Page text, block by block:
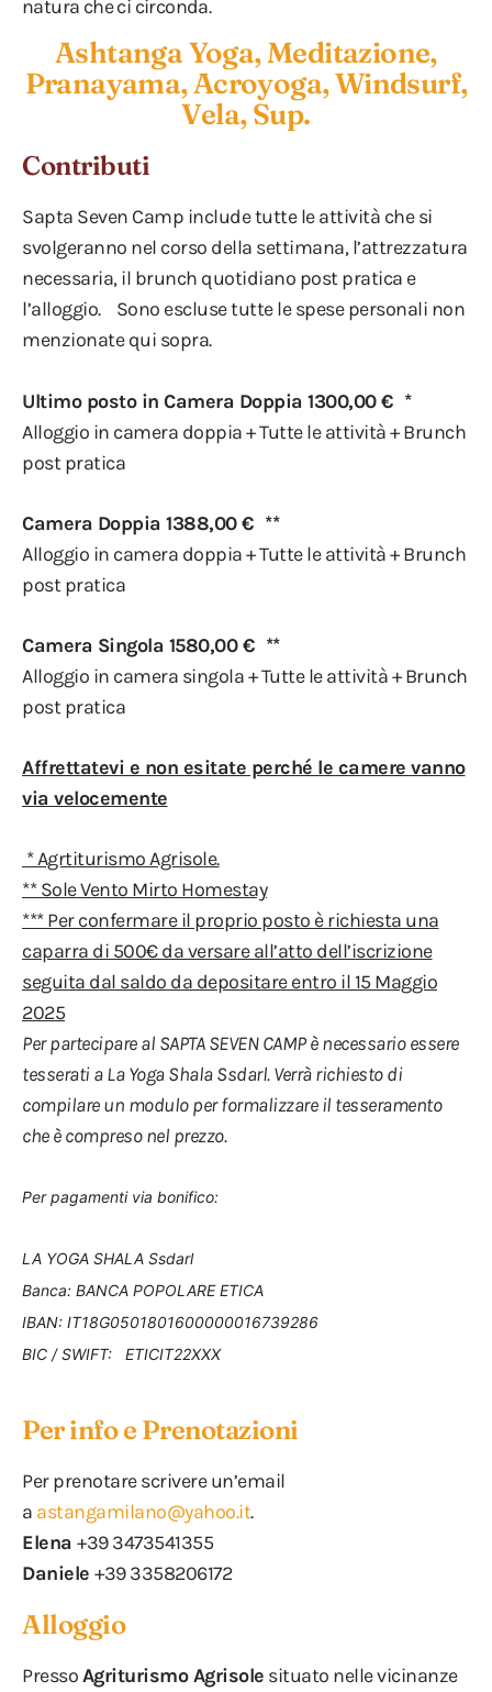
natura che ci circonda.
Ashtanga Yoga, Meditazione,
Pranayama, Acroyoga, Windsurf,
Vela, Sup.
Contributi
Sapta Seven Camp include tutte le attività che si
svolgeranno nel corso della settimana, l’attrezzatura
necessaria, il brunch quotidiano post pratica e
l’alloggio. Sono escluse tutte le spese personali non
menzionate qui sopra.
Ultimo posto in Camera Doppia 1300,00 € *
Alloggio in camera doppia + Tutte le attività + Brunch
post pratica
Camera Doppia 1388,00 € **
Alloggio in camera doppia + Tutte le attività + Brunch
post pratica
Camera Singola 1580,00 € **
Alloggio in camera singola + Tutte le attività + Brunch
post pratica
Affrettatevi e non esitate perché le camere vanno
via velocemente
* Agrtiturismo Agrisole.
** Sole Vento Mirto Homestay
*** Per confermare il proprio posto è richiesta una
caparra di 500€ da versare all’atto dell’iscrizione
seguita dal saldo da depositare entro il 15 Maggio
2025
Per partecipare al SAPTA SEVEN CAMP è necessario essere
tesserati a La Yoga Shala Ssdarl. Verrà richiesto di
compilare un modulo per formalizzare il tesseramento
che è compreso nel prezzo.
Per pagamenti via bonifico:
LA YOGA SHALA Ssdarl
Banca: BANCA POPOLARE ETICA
IBAN: IT18G0501801600000016739286
BIC / SWIFT: ETICIT22XXX
Per info e Prenotazioni
Per prenotare scrivere un’email
a astangamilano@yahoo.it.
Elena +393473541355
Daniele +393358206172
Alloggio
PressoAgriturismo Agrisole situato nelle vicinanze